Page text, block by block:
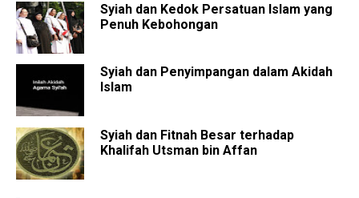
Syiah dan Kedok Persatuan Islam yang
Penuh Kebohongan
Syiah dan Penyimpangan dalam Akidah
Islam
Syiah dan Fitnah Besar terhadap
Khalifah Utsman bin Affan